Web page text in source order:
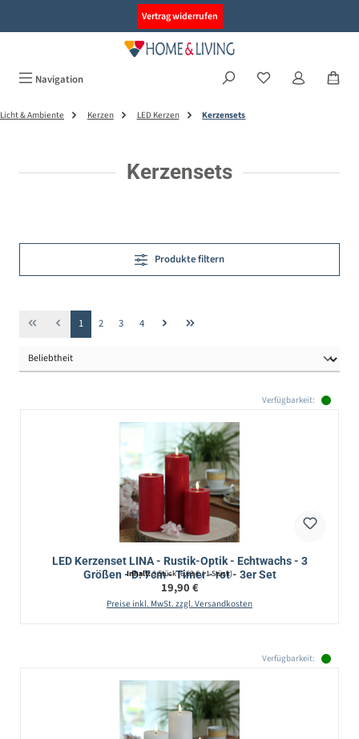
Vertrag widerrufen
Navigation
Licht & Ambiente Kerzen LED Kerzen Kerzensets
Kerzensets
Produkte filtern
Seite
1 Seite
2 Seite
3 Seite
4
Verfügbarkeit:
LED Kerzenset LINA - Rustik-Optik - Echtwachs - 3
Größen - D: 7cm - Timer - rot - 3er Set
Inhalt:3 Stück(6,63 € / 1 Stück)
Regulärer Preis:
19,90 €
Preise inkl. MwSt. zzgl. Versandkosten
Verfügbarkeit: